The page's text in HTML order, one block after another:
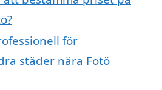
för
städer nära Fotö